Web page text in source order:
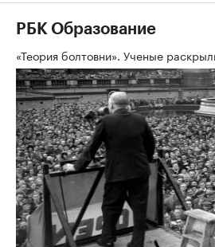
РБК Образование
«Теория болтовни». Ученые